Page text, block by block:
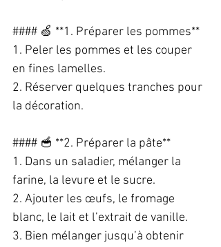
#### 🍏 **1. Préparer les pommes**
1. Peler les pommes et les couper
en fines lamelles.
2. Réserver quelques tranches pour
la décoration.
#### 🥣 **2. Préparer la pâte**
1. Dans un saladier, mélanger la
farine, la levure et le sucre.
2. Ajouter les œufs, le fromage
blanc, le lait et l’extrait de vanille.
3. Bien mélanger jusqu’à obtenir